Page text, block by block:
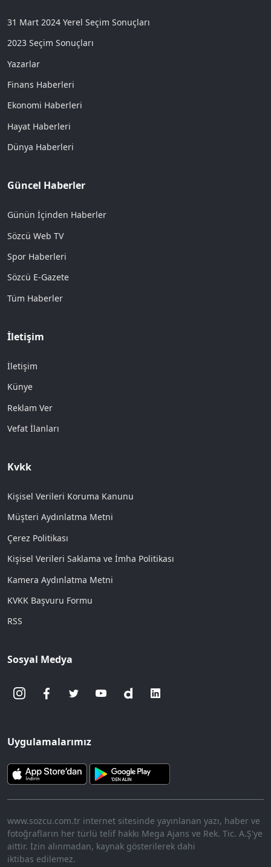
31 Mart 2024 Yerel Seçim Sonuçları
2023 Seçim Sonuçları
Yazarlar
Finans Haberleri
Ekonomi Haberleri
Hayat Haberleri
Dünya Haberleri
Güncel Haberler
Günün İçinden Haberler
Sözcü Web TV
Spor Haberleri
Sözcü E-Gazete
Tüm Haberler
İletişim
İletişim
Künye
Reklam Ver
Vefat İlanları
Kvkk
Kişisel Verileri Koruma Kanunu
Müşteri Aydınlatma Metni
Çerez Politikası
Kişisel Verileri Saklama ve İmha Politikası
Kamera Aydınlatma Metni
KVKK Başvuru Formu
RSS
Sosyal Medya
Uygulamalarımız
www.sozcu.com.tr internet sitesinde yayınlanan yazı, haber ve
fotoğrafların her türlü telif hakkı Mega Ajans ve Rek. Tic. A.Ş'ye
aittir. İzin alınmadan, kaynak gösterilerek dahi
iktibas edilemez.